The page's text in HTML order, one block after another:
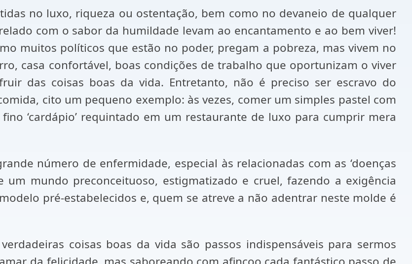
no luxo, riqueza ou ostentação, bem como no devaneio de qualquer
com o sabor da humildade levam ao encantamento e ao bem viver!
muitos políticos que estão no poder, pregam a pobreza, mas vivem no
casa confortável, boas condições de trabalho que oportunizam o viver
das coisas boas da vida. Entretanto, não é preciso ser escravo do
cito um pequeno exemplo: às vezes, comer um simples pastel com
‘cardápio’ requintado em um restaurante de luxo para cumprir mera
número de enfermidade, especial às relacionadas com as ‘doenças
um mundo preconceituoso, estigmatizado e cruel, fazendo a exigência
pré-estabelecidos e, quem se atreve a não adentrar neste molde é
coisas boas da vida são passos indispensáveis para sermos